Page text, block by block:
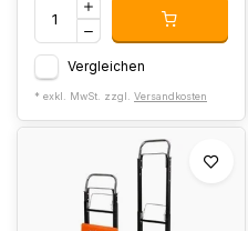
Vergleichen
* exkl. MwSt. zzgl. Versandkosten